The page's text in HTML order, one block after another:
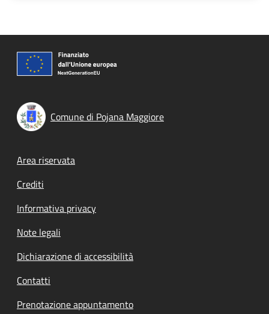
Comune di Pojana Maggiore
Footer menu
Area riservata
Crediti
Informativa privacy
Note legali
Dichiarazione di accessibilità
Contatti
Prenotazione appuntamento